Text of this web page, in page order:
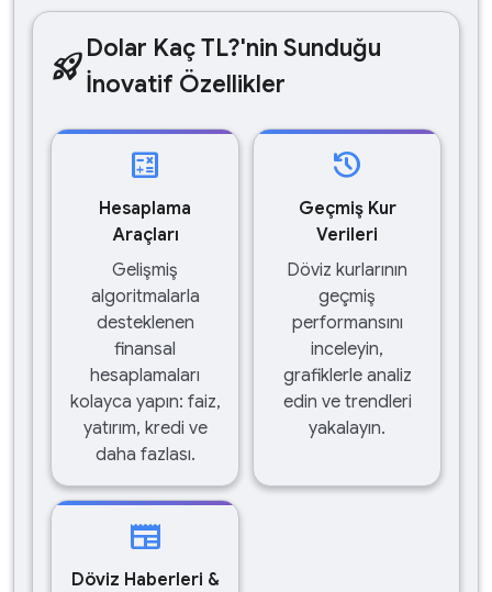
rocket_launchDolar Kaç TL?'nin Sunduğu
İnovatif Özellikler
calculate
Hesaplama
Araçları
Gelişmiş
algoritmalarla
desteklenen
finansal
hesaplamaları
kolayca yapın: faiz,
yatırım, kredi ve
daha fazlası.
history
Geçmiş Kur
Verileri
Döviz kurlarının
geçmiş
performansını
inceleyin,
grafiklerle analiz
edin ve trendleri
yakalayın.
newspaper
Döviz Haberleri &